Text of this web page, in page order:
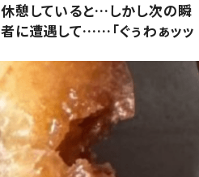
憩していると…しかし次の瞬
に遭遇して……「ぐぅわぁッッ